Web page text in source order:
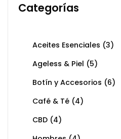
Categorías
Aceites Esenciales (3)
Ageless & Piel (5)
Botín y Accesorios (6)
Café & Té (4)
CBD (4)